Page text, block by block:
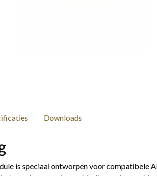
Downloads
is speciaal ontworpen voor compatibele